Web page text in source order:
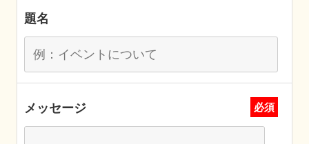
題名
メッセージ 必須